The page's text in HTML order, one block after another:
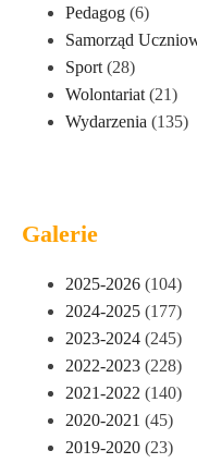
Pedagog (6)
Samorząd
Sport (28)
Wolontariat (21)
Wydarzenia (135)
Galerie
2025-2026 (104)
2024-2025 (177)
2023-2024 (245)
2022-2023 (228)
2021-2022 (140)
2020-2021 (45)
2019-2020 (23)